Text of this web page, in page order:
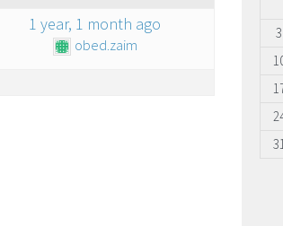
1 year, 1 month ago
obed.zaim
3